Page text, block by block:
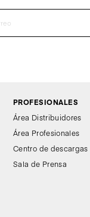
PROFESIONALES
Área Distribuidores
Área Profesionales
Centro de descargas
Sala de Prensa